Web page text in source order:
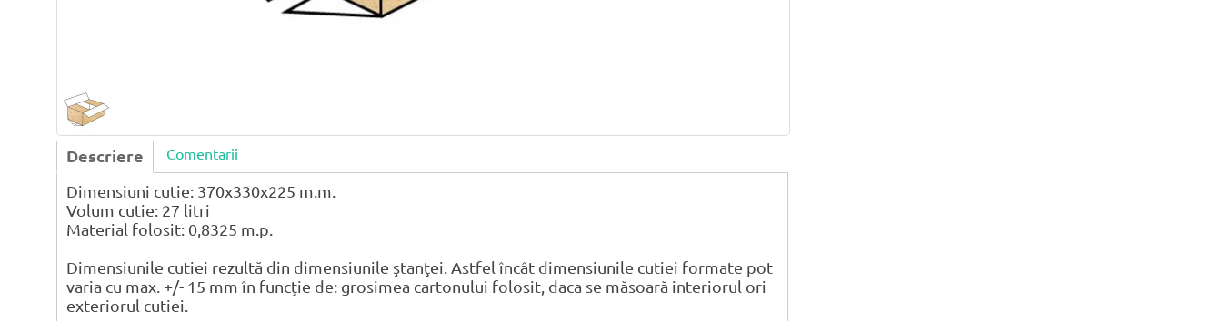
Descriere Comentarii
Dimensiuni cutie: 370x330x225 m.m.
Volum cutie: 27 litri
Material folosit: 0,8325 m.p.
Dimensiunile cutiei rezultă din dimensiunile ştanţei. Astfel încât dimensiunile cutiei formate pot
varia cu max. +/- 15 mm în funcţie de: grosimea cartonului folosit, daca se măsoară interiorul ori
exteriorul cutiei.